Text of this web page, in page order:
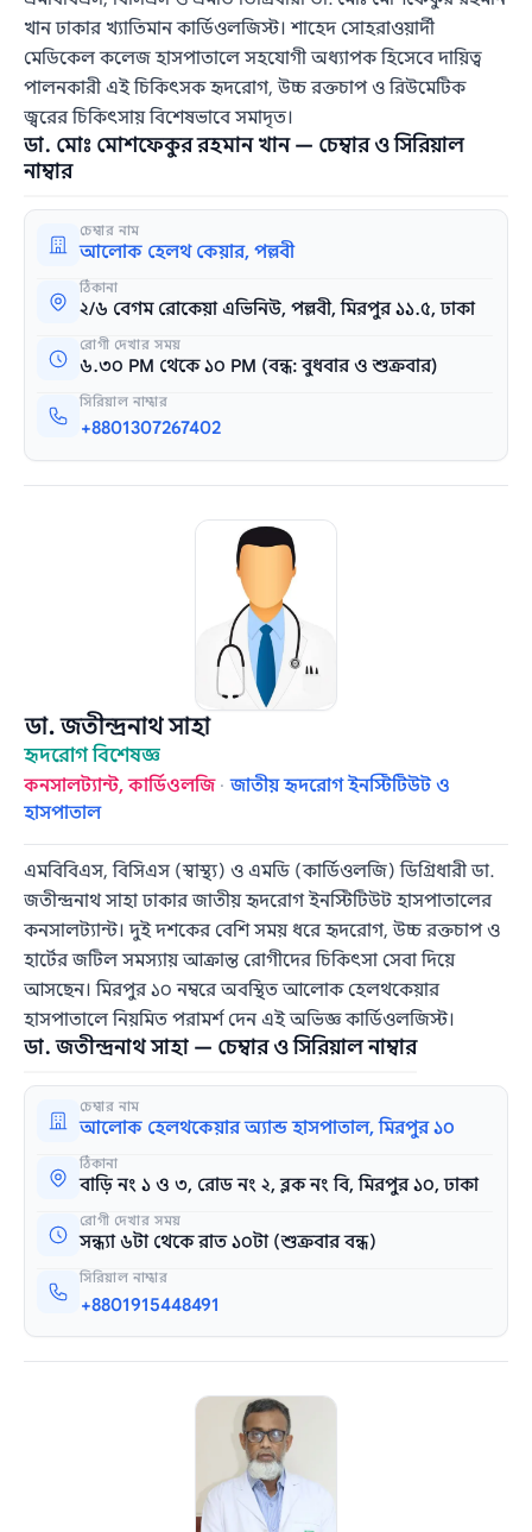
খান ঢাকার খ্যাতিমান কার্ডিওলজিস্ট। শাহেদ সোহরাওয়ার্দী
মেডিকেল কলেজ হাসপাতালে সহযোগী অধ্যাপক হিসেবে দায়িত্ব
পালনকারী এই চিকিৎসক হৃদরোগ, উচ্চ রক্তচাপ ও রিউমেটিক
জ্বরের চিকিৎসায় বিশেষভাবে সমাদৃত।
ডা. মোঃ মোশফেকুর রহমান খান — চেম্বার ও সিরিয়াল
নাম্বার
চেম্বার নাম
আলোক হেলথ কেয়ার, পল্লবী
ঠিকানা
২/৬ বেগম রোকেয়া এভিনিউ, পল্লবী, মিরপুর ১১.৫, ঢাকা
রোগী দেখার সময়
৬.৩০ PM থেকে ১০ PM (বন্ধ: বুধবার ও শুক্রবার)
সিরিয়াল নাম্বার
+8801307267402
ডা. জতীন্দ্রনাথ সাহা
হৃদরোগ বিশেষজ্ঞ
কনসালট্যান্ট, কার্ডিওলজি ·জাতীয় হৃদরোগ ইনস্টিটিউট ও
হাসপাতাল
এমবিবিএস, বিসিএস (স্বাস্থ্য) ও এমডি (কার্ডিওলজি) ডিগ্রিধারী ডা.
জতীন্দ্রনাথ সাহা ঢাকার জাতীয় হৃদরোগ ইনস্টিটিউট হাসপাতালের
কনসালট্যান্ট। দুই দশকের বেশি সময় ধরে হৃদরোগ, উচ্চ রক্তচাপ ও
হার্টের জটিল সমস্যায় আক্রান্ত রোগীদের চিকিৎসা সেবা দিয়ে
আসছেন। মিরপুর ১০ নম্বরে অবস্থিত আলোক হেলথকেয়ার
হাসপাতালে নিয়মিত পরামর্শ দেন এই অভিজ্ঞ কার্ডিওলজিস্ট।
ডা. জতীন্দ্রনাথ সাহা — চেম্বার ও সিরিয়াল নাম্বার
চেম্বার নাম
আলোক হেলথকেয়ার অ্যান্ড হাসপাতাল, মিরপুর ১০
ঠিকানা
বাড়ি নং ১ ও ৩, রোড নং ২, ব্লক নং বি, মিরপুর ১০, ঢাকা
রোগী দেখার সময়
সন্ধ্যা ৬টা থেকে রাত ১০টা (শুক্রবার বন্ধ)
সিরিয়াল নাম্বার
+8801915448491